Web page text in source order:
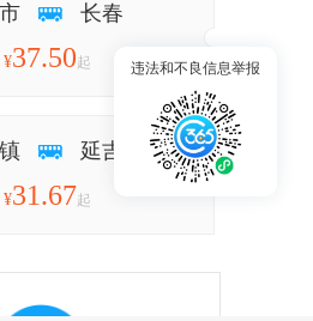
长春
¥37.50起
延吉
¥31.67起
违法和不良信息举报